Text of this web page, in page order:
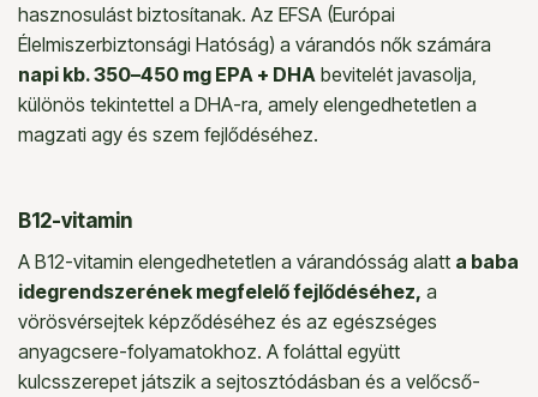
hasznosulást biztosítanak. Az EFSA (Európai
Élelmiszerbiztonsági Hatóság) a várandós nők számára
napi kb.350–450 mg EPA + DHA bevitelét javasolja,
különös tekintettel a DHA-ra, amely elengedhetetlen a
magzati agy és szem fejlődéséhez.
B12-vitamin
A B12-vitamin elengedhetetlen a várandósság alatt a baba
idegrendszerének megfelelő fejlődéséhez, a
vörösvérsejtek képződéséhez és az egészséges
anyagcsere-folyamatokhoz. A foláttal együtt
kulcsszerepet játszik a sejtosztódásban és a velőcső-